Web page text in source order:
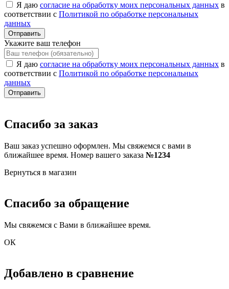
Я даю согласие на обработку моих персональных данных в
соответствии с Политикой по обработке персональных
данных
Отправить
Укажите ваш телефон
Я даю согласие на обработку моих персональных данных в
соответствии с Политикой по обработке персональных
данных
Отправить
Спасибо за заказ
Ваш заказ успешно оформлен. Мы свяжемся с вами в
ближайшее время. Номер вашего заказа №1234
Вернуться в магазин
Спасибо за обращение
Мы свяжемся с Вами в ближайшее время.
ОК
Добавлено в сравнение